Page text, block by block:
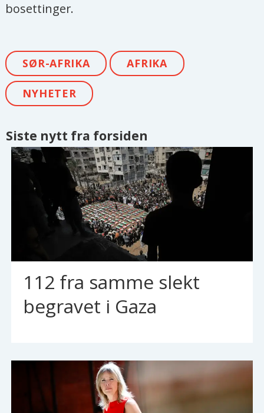
bosettinger.
SØR-AFRIKA AFRIKA
NYHETER
Siste nytt fra forsiden
112 fra samme slekt
begravet i Gaza